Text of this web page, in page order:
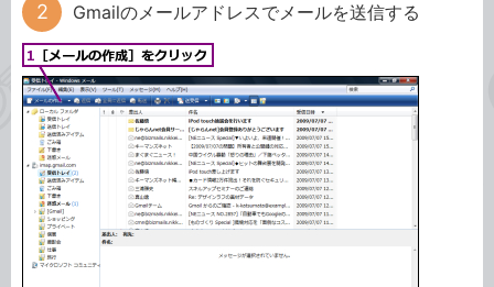
Gmailのメールアドレスでメールを送信する